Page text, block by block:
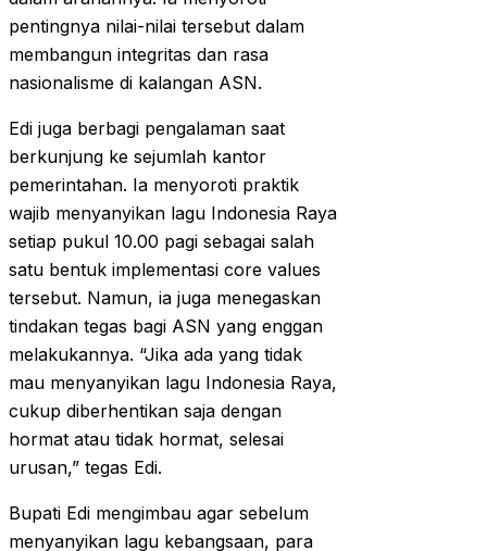
pentingnya nilai-nilai tersebut dalam
membangun integritas dan rasa
nasionalisme di kalangan ASN.
Edi juga berbagi pengalaman saat
berkunjung ke sejumlah kantor
pemerintahan. Ia menyoroti praktik
wajib menyanyikan lagu Indonesia Raya
setiap pukul 10.00 pagi sebagai salah
satu bentuk implementasi core values
tersebut. Namun, ia juga menegaskan
tindakan tegas bagi ASN yang enggan
melakukannya. “Jika ada yang tidak
mau menyanyikan lagu Indonesia Raya,
cukup diberhentikan saja dengan
hormat atau tidak hormat, selesai
urusan,” tegas Edi.
Bupati Edi mengimbau agar sebelum
menyanyikan lagu kebangsaan, para